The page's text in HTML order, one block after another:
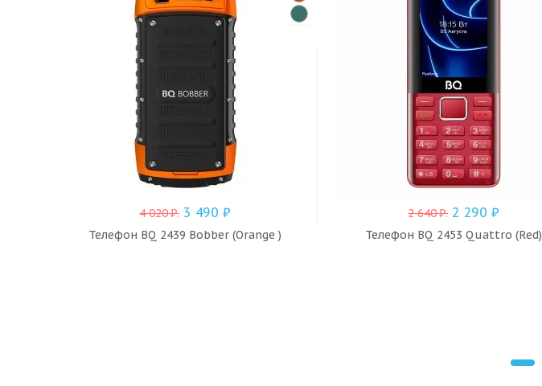
4 020₽. 3 490 ₽
Телефон BQ 2439 Bobber (Orange )
2 640₽. 2 290 ₽
Телефон BQ 2453 Quattro (Red)